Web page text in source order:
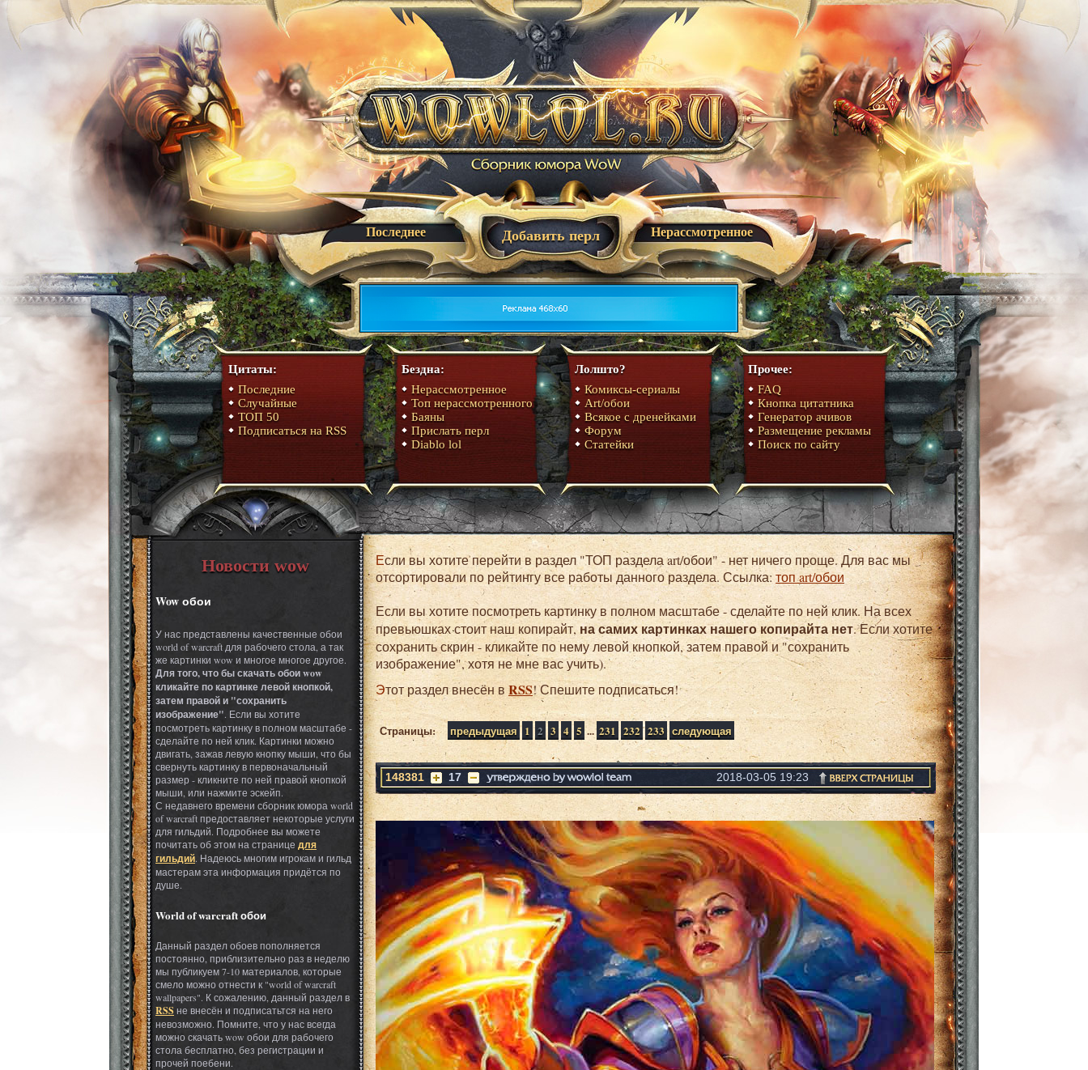
Последнее Нерассмотренное
Добавить перл
Цитаты:
Последние
Случайные
ТОП 50
Подписаться на RSS
Бездна:
Нерассмотренное
Топ нерассмотренного
Баяны
Прислать перл
Diablo lol
Лолшто?
Комиксы-сериалы
Art/обои
Всякое с дренейками
Форум
Статейки
Прочее:
FAQ
Кнопка цитатника
Генератор ачивов
Размещение рекламы
Поиск по сайту
Новости wow
Wow обои
У нас представлены качественные обои
world of warcraft для рабочего стола, а так
же картинки wow и многое многое другое.
Для того, что бы скачать обои wow
кликайте по картинке левой кнопкой,
затем правой и "сохранить
изображение". Если вы хотите
посмотреть картинку в полном масштабе -
сделайте по ней клик. Картинки можно
двигать, зажав левую кнопку мыши, что бы
свернуть картинку в первоначальный
размер - кликните по ней правой кнопкой
мыши, или нажмите эскейп.
С недавнего времени сборник юмора world
of warcraft предоставляет некоторые услуги
для гильдий. Подробнее вы можете
почитать об этом на странице для
гильдий. Надеюсь многим игрокам и гильд
мастерам эта информация придётся по
душе.
World of warcraft обои
Данный раздел обоев пополняется
постоянно, приблизительно раз в неделю
мы публикуем 7-10 материалов, которые
смело можно отнести к "world of warcraft
wallpapers". К сожалению, данный раздел в
RSS не внесён и подписатьтся на него
невозможно. Помните, что у нас всегда
можно скачать wow обои для рабочего
стола бесплатно, без регистрации и
прочей поебени.
Если вы хотите перейти в раздел "ТОП раздела art/обои" - нет ничего проще. Для вас мы
отсортировали по рейтингу все работы данного раздела. Ссылка: топ art/обои
Если вы хотите посмотреть картинку в полном масштабе - сделайте по ней клик. На всех
превьюшках стоит наш копирайт,на самих картинках нашего копирайта нет. Если хотите
сохранить скрин - кликайте по нему левой кнопкой, затем правой и "сохранить
изображение", хотя не мне вас учить).
Этот раздел внесён в RSS! Спешите подписаться!
Страницы: предыдущая 1 2 3 4 5 ...231 232 233 следующая
148381 17 2018-03-05 19:23